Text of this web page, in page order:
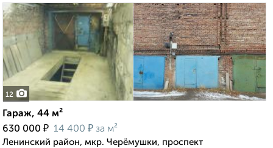
12
Гараж, 44 м²
630 000 ₽ 14 400 ₽ за м²
Ленинский район, мкр. Черёмушки, проспект